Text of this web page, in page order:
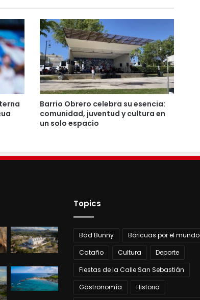
Barrio Obrero celebra su esencia:
comunidad, juventud y cultura en
un solo espacio
Topics
Bad Bunny
Boricuas por el mundo
Cataño
Cultura
Deporte
Fiestas de la Calle San Sebastián
Gastronomía
Historia